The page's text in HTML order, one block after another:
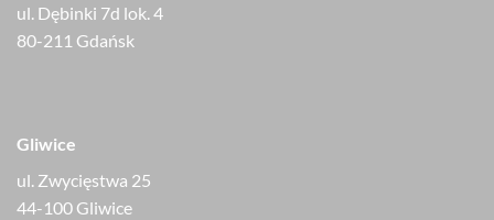
ul. Dębinki 7d lok. 4
80-211 Gdańsk
Gliwice
ul. Zwycięstwa 25
44-100 Gliwice